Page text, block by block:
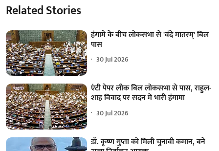
Related Stories
हंगामे के बीच लोकसभा से 'वंदे मातरम्' बिल
पास
30 Jul 2026
एंटी पेपर लीक बिल लोकसभा से पास, राहुल-
शाह विवाद पर सदन में भारी हंगामा
30 Jul 2026
डॉ. कृष्ण गुप्ता को मिली चुनावी कमान, बने